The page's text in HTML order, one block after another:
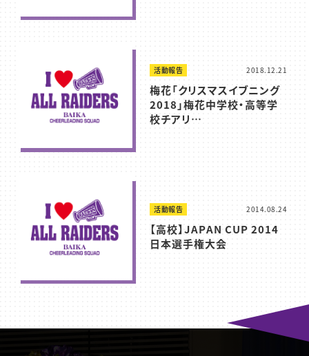
活動報告 2018.12.21
梅花「クリスマスイブニング
2018」梅花中学校・高等学
校チアリ…
活動報告 2014.08.24
【高校】JAPAN CUP 2014
日本選手権大会